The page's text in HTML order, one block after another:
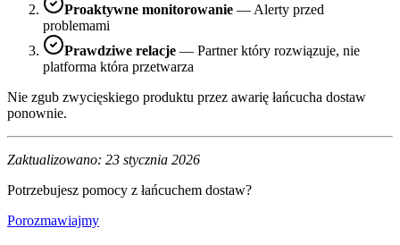
Proaktywne monitorowanie — Alerty przed
problemami
Prawdziwe relacje — Partner który rozwiązuje, nie
platforma która przetwarza
Nie zgub zwycięskiego produktu przez awarię łańcucha dostaw
ponownie.
Zaktualizowano: 23 stycznia 2026
Potrzebujesz pomocy z łańcuchem dostaw?
Porozmawiajmy